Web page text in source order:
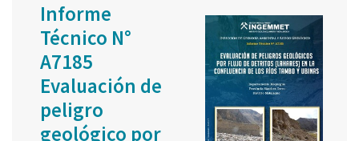
Informe
Técnico N°
A7185
Evaluación de
peligro
geológico por